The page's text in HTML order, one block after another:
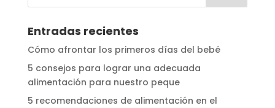
Entradas recientes
Cómo afrontar los primeros días del bebé
5 consejos para lograr una adecuada
alimentación para nuestro peque
5 recomendaciones de alimentación en el